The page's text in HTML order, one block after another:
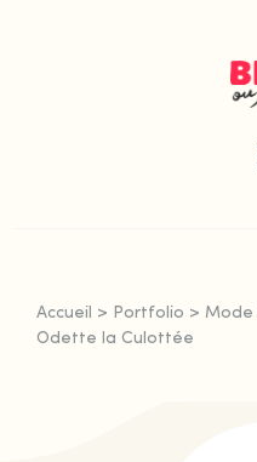
Accueil > Portfolio > Mode
Odette la Culottée